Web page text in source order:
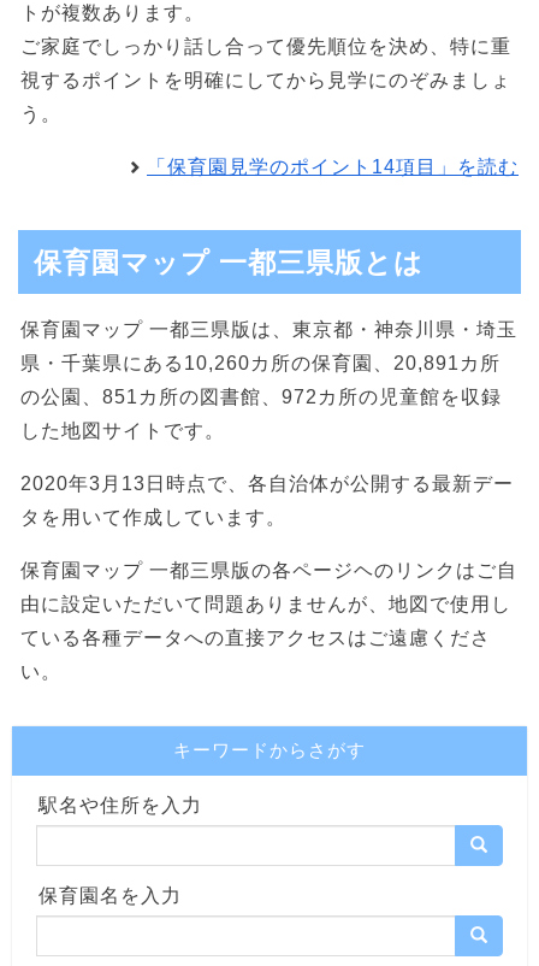
トが複数あります。
ご家庭でしっかり話し合って優先順位を決め、特に重
視するポイントを明確にしてから見学にのぞみましょ
う。
「保育園見学のポイント14項目」を読む
保育園マップ 一都三県版とは
保育園マップ 一都三県版は、東京都・神奈川県・埼玉
県・千葉県にある10,260カ所の保育園、20,891カ所
の公園、851カ所の図書館、972カ所の児童館を収録
した地図サイトです。
2020年3月13日時点で、各自治体が公開する最新デー
タを用いて作成しています。
保育園マップ 一都三県版の各ページヘのリンクはご自
由に設定いただいて問題ありませんが、地図で使用し
ている各種データへの直接アクセスはご遠慮くださ
い。
キーワードからさがす
駅名や住所を入力
保育園名を入力